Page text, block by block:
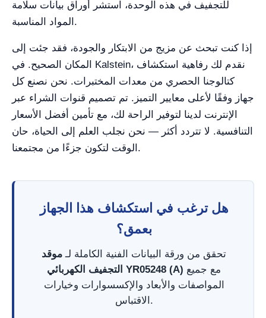
للتجفيف في هذه الوحدة، استشر أوراق بيانات سلامة
المواد المناسبة.
إذا كنت تبحث عن مزيج من الابتكار والجودة، فقد جئت إلى
المكان الصحيح. في Kalstein، نقدم لك رفاهية استكشاف
كتالوجنا الحصري من معدات المختبرات. نحن نصنع كل
جهاز وفقًا لأعلى معايير التميز. تم تصميم قنوات الشراء عبر
الإنترنت لدينا لتوفير الراحة لك، مع تأمين أفضل الأسعار
التنافسية. لا تتردد أكثر — نحن نجلب العلم إلى الحياة، حان
الوقت لتكون جزءًا من مجتمعنا.
هل ترغب في استكشاف هذا الجهاز
بعمق؟
تحقق من ورقة البيانات الفنية الكاملة لـ موقد
التجفيف الكهربائي YR05248 (A)
المواصفات والأبعاد والإكسسوارات وخيارات
الاقتباس.